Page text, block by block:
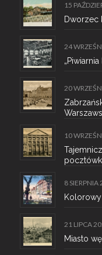
15
Dworzec
24
20
10
8 SIERPNIA
21 LIPCA
Miasto